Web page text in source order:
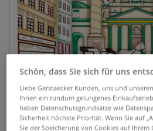
Schön, dass Sie sich für uns
Liebe Gerstaecker Kunden, uns und
Ihnen ein rundum gelungenes
haben Datenschutzgrundsätze wie
Sicherheit höchste Priorität. Wenn Sie auf
Sie der Speicherung von Cookies auf Ihrem